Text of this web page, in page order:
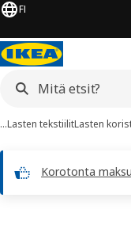
FI
…Lasten tekstiilitLasten
Korotonta